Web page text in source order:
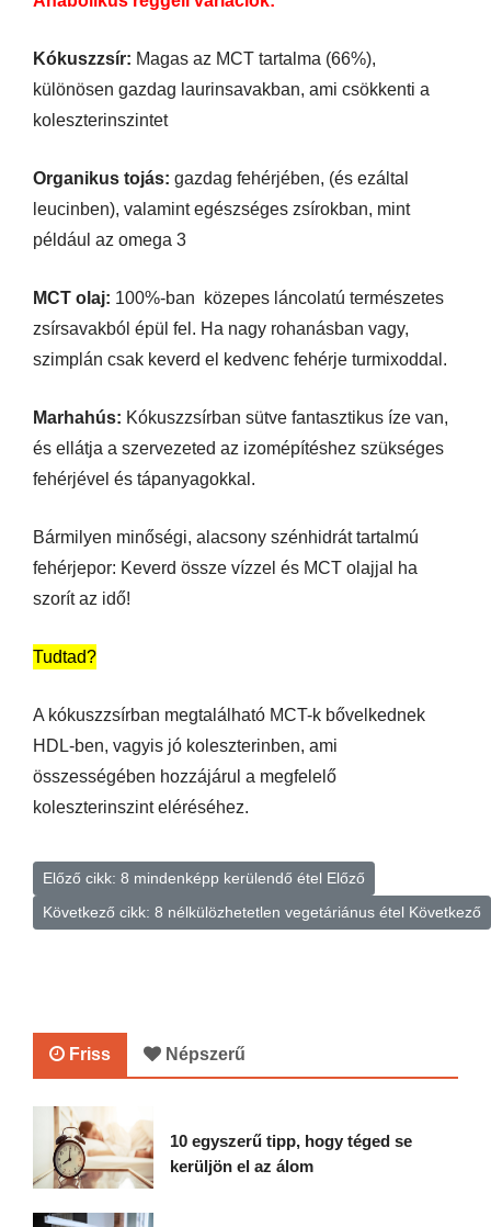
Kókuszzsír: Magas az MCT tartalma (66%),
különösen gazdag laurinsavakban, ami csökkenti a
koleszterinszintet
Organikus tojás: gazdag fehérjében, (és ezáltal
leucinben), valamint egészséges zsírokban, mint
például az omega 3
MCT olaj: 100%-ban közepes láncolatú természetes
zsírsavakból épül fel. Ha nagy rohanásban vagy,
szimplán csak keverd el kedvenc fehérje turmixoddal.
Marhahús: Kókuszzsírban sütve fantasztikus íze van,
és ellátja a szervezeted az izomépítéshez szükséges
fehérjével és tápanyagokkal.
Bármilyen minőségi, alacsony szénhidrát tartalmú
fehérjepor: Keverd össze vízzel és MCT olajjal ha
szorít az idő!
Tudtad?
A kókuszzsírban megtalálható MCT-k bővelkednek
HDL-ben, vagyis jó koleszterinben, ami
összességében hozzájárul a megfelelő
koleszterinszint eléréséhez.
Előző cikk: 8 mindenképp kerülendő étel Előző
Következő cikk: 8 nélkülözhetetlen vegetáriánus étel Következő
Friss Népszerű
10 egyszerű tipp, hogy téged se
kerüljön el az álom